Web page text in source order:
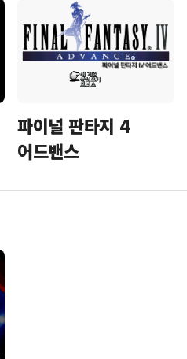
파이널 판타지 4
어드밴스